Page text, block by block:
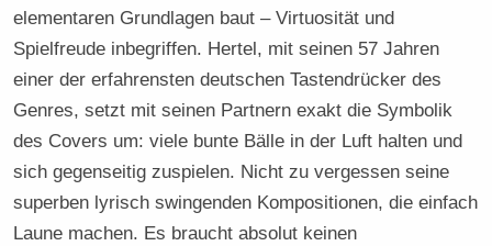
elementaren Grundlagen baut – Virtuosität und
Spielfreude inbegriffen. Hertel, mit seinen 57 Jahren
einer der erfahrensten deutschen Tastendrücker des
Genres, setzt mit seinen Partnern exakt die Symbolik
des Covers um: viele bunte Bälle in der Luft halten und
sich gegenseitig zuspielen. Nicht zu vergessen seine
superben lyrisch swingenden Kompositionen, die einfach
Laune machen. Es braucht absolut keinen